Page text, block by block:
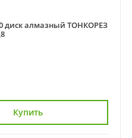
диск алмазный ТОНКОРЕЗ
Купить